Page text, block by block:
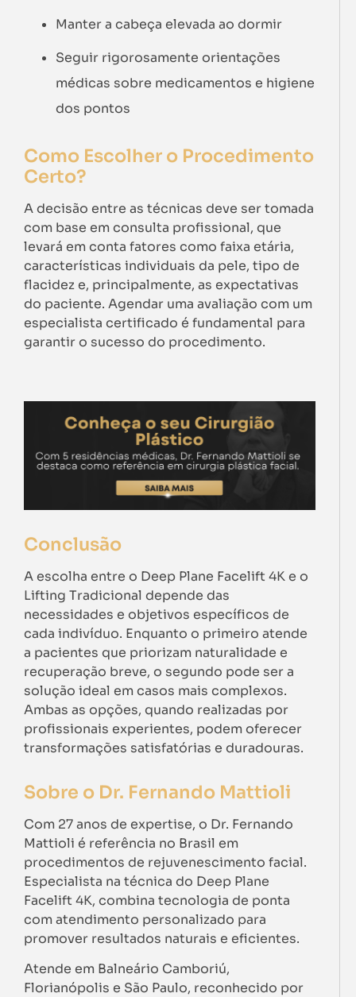
Manter a cabeça elevada ao dormir
Seguir rigorosamente orientações
médicas sobre medicamentos e higiene
dos pontos
Como Escolher o Procedimento
Certo?
A decisão entre as técnicas deve ser tomada
com base em consulta profissional, que
levará em conta fatores como faixa etária,
características individuais da pele, tipo de
flacidez e, principalmente, as expectativas
do paciente. Agendar uma avaliação com um
especialista certificado é fundamental para
garantir o sucesso do procedimento.
Conclusão
A escolha entre o Deep Plane Facelift 4K e o
Lifting Tradicional depende das
necessidades e objetivos específicos de
cada indivíduo. Enquanto o primeiro atende
a pacientes que priorizam naturalidade e
recuperação breve, o segundo pode ser a
solução ideal em casos mais complexos.
Ambas as opções, quando realizadas por
profissionais experientes, podem oferecer
transformações satisfatórias e duradouras.
Sobre o Dr. Fernando Mattioli
Com 27 anos de expertise, o Dr. Fernando
Mattioli é referência no Brasil em
procedimentos de rejuvenescimento facial.
Especialista na técnica do Deep Plane
Facelift 4K, combina tecnologia de ponta
com atendimento personalizado para
promover resultados naturais e eficientes.
Atende em Balneário Camboriú,
Florianópolis e São Paulo, reconhecido por